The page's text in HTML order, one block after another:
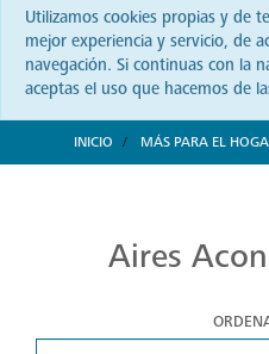
Utilizamos cookies propias y de
mejor experiencia y servicio, de
navegación. Si continuas con la
aceptas el uso que hacemos de
INICIO MÁS PARA EL
Aires